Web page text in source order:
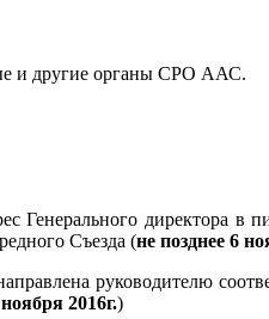
и другие органы СРО ААС.
директора в
Съезда (не позднее 6
руководителю
2016г.)